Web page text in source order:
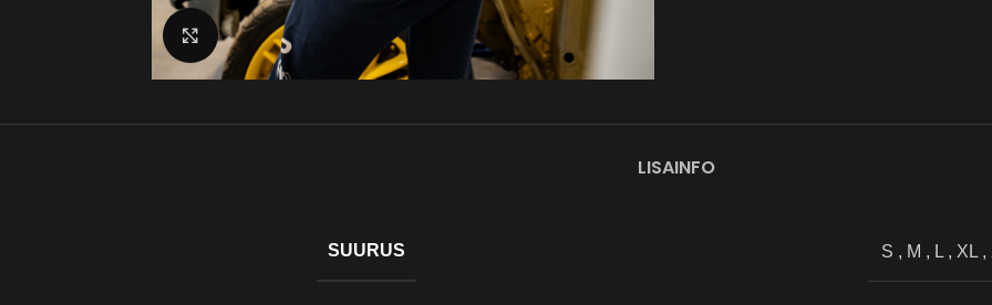
Suurenda
LISAINFO
SUURUS S , M , L , XL ,